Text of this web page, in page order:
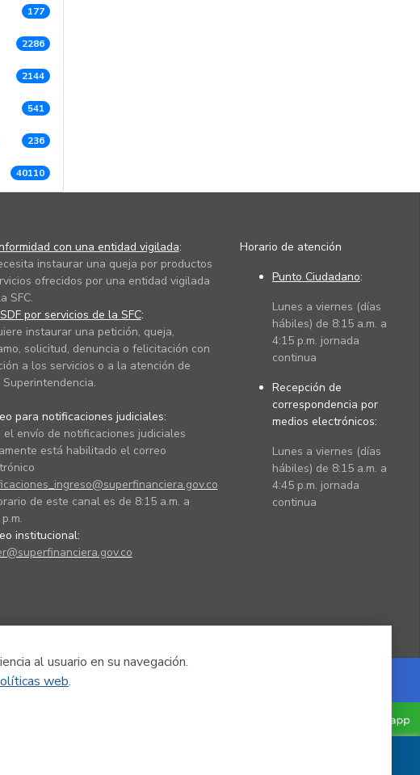
al usuario en su navegación.
web.
177
2286
2144
541
236
40110
con una entidad vigilada:
instaurar una queja por productos
ofrecidos por una entidad vigilada
SFC.
por servicios de la SFC:
instaurar una petición, queja,
solicitud, denuncia o felicitación con
a los servicios o a la atención de
Superintendencia.
para notificaciones judiciales:
el envío de notificaciones judiciales
está habilitado el correo
de este canal es de 8:15 a.m. a
institucional:
Horario de atención
Punto Ciudadano:
Lunes a viernes (días
hábiles) de 8:15 a.m. a
4:15 p.m. jornada
continua
Recepción de
correspondencia por
medios electrónicos:
Lunes a viernes (días
hábiles) de 8:15 a.m. a
4:45 p.m. jornada
continua
Powered by Nexura